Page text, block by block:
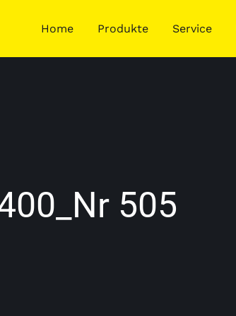
Home Produkte Service
505